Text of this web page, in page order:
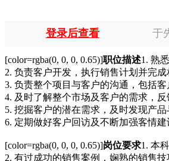
登录后查看 于
[color=rgba(0, 0, 0, 0.65)]职位描述1. 熟
2. 负责客户开发，执行销售计划并完成
3. 负责整个项目与客户的沟通，包括
4. 及时了解整个市场及客户的需求，反
5. 挖掘客户的潜在需求，及时发现产品
6. 定期做好客户回访及不断加强客情建
[color=rgba(0, 0, 0, 0.65)]岗位要求1. 本
2. 有过成功的销售案例，娴熟的销售技